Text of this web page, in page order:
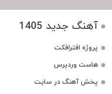
آهنگ جدید 1405
پروژه افترافکت
هاست وردپرس
پخش آهنگ در سایت